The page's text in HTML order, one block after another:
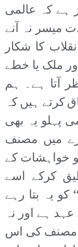
کہ عالمی
میسر نہ آنے
کا شکار
ملک یا خطے
آتا ہے۔ ہم
کرتے ہیں کہ
پہلو یہ بھی
میں مصنف
خواہشات کے
کرکے اسے
یہ بتا رہے
عہد ہے اور نہ
مصنف کی اس